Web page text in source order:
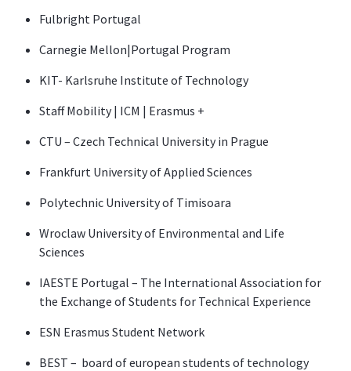
Fulbright Portugal
Carnegie Mellon|Portugal Program
KIT- Karlsruhe Institute of Technology
Staff Mobility | ICM | Erasmus +
CTU – Czech Technical University in Prague
Frankfurt University of Applied Sciences
Polytechnic University of Timisoara
Wroclaw University of Environmental and Life
Sciences
IAESTE Portugal – The International Association for
the Exchange of Students for Technical Experience
ESN Erasmus Student Network
BEST – board of european students of technology